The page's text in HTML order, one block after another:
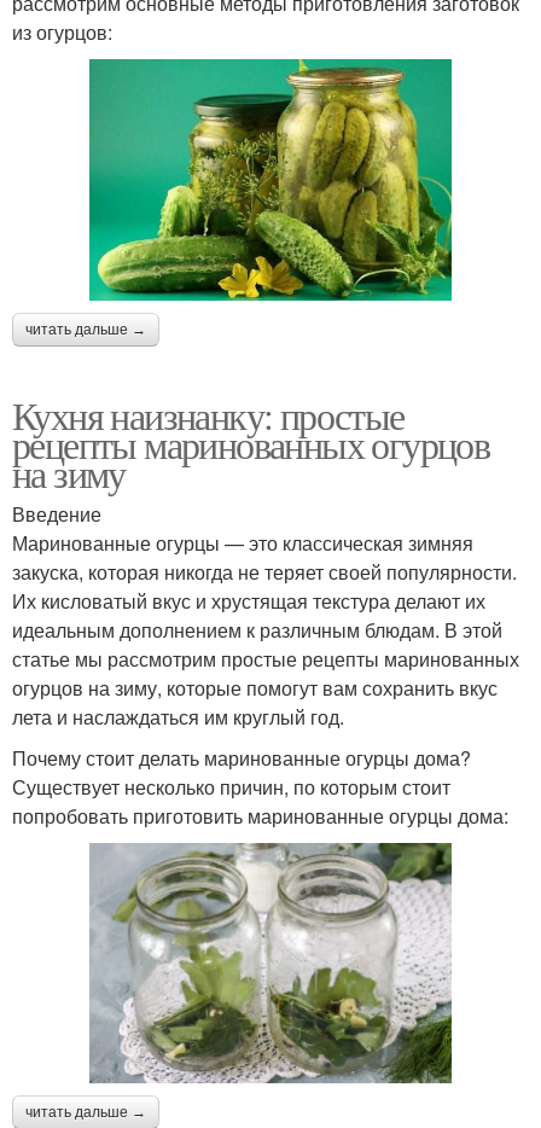
из огурцов:
читать дальше →
Кухня наизнанку: простые
рецепты маринованных огурцов
на зиму
Введение
Маринованные огурцы — это классическая зимняя
закуска, которая никогда не теряет своей популярности.
Их кисловатый вкус и хрустящая текстура делают их
идеальным дополнением к различным блюдам. В этой
статье мы рассмотрим простые рецепты маринованных
огурцов на зиму, которые помогут вам сохранить вкус
лета и наслаждаться им круглый год.
Почему стоит делать маринованные огурцы дома?
Существует несколько причин, по которым стоит
попробовать приготовить маринованные огурцы дома:
читать дальше →